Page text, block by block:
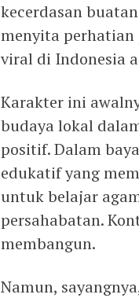
kecerdasan
menyita perhatian
viral di Indonesia
Karakter ini
budaya lokal
positif. Dalam
edukatif yang
untuk belajar
persahabatan.
membangun.
Namun,